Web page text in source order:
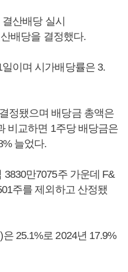
산배당 실시
배당을 결정했다.
이며 시가배당률은 3.
정됐으며 배당금 총액은
비교하면 1주당 배당금은
늘었다.
만7075주 가운데 F&
주를 제외하고 산정됐
25.1%로 2024년 17.9%